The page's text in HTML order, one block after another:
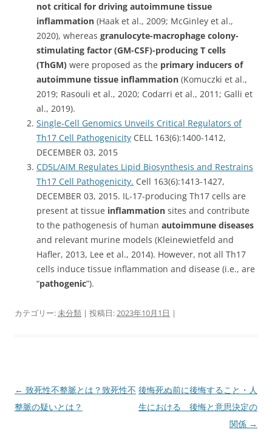
not critical for driving autoimmune tissue
inflammation (Haak et al., 2009; McGinley et al.,
2020), whereas granulocyte-macrophage colony-
stimulating factor (GM-CSF)-producing T cells
(ThGM) were proposed as the primary inducers of
autoimmune tissue inflammation (Komuczki et al.,
2019; Rasouli et al., 2020; Codarri et al., 2011; Galli et
al., 2019).
Single-Cell Genomics Unveils Critical Regulators of
Th17 Cell Pathogenicity CELL 163(6):1400-1412,
DECEMBER 03, 2015
CD5L/AIM Regulates Lipid Biosynthesis and Restrains
Th17 Cell Pathogenicity. Cell 163(6):1413-1427,
DECEMBER 03, 2015. IL-17-producing Th17 cells are
present at tissue inflammation sites and contribute
to the pathogenesis of human autoimmune diseases
and relevant murine models (Kleinewietfeld and
Hafler, 2013, Lee et al., 2014). However, not all Th17
cells induce tissue inflammation and disease (i.e., are
“pathogenic”).
カテゴリー:未分類 | 投稿日:2023年10月1日 |
投
稿
← 致死性不整脈とは？致死性不
整脈の疑いとは？
後悔死ぬ前に後悔すること・人
生における 後悔と意思決定の
関係 →